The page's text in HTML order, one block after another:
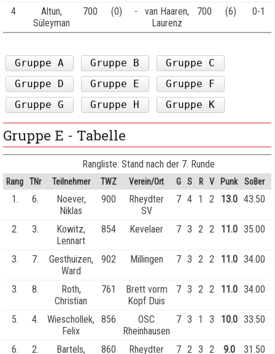
4
Altun,
Süleyman
700 (0) -
van Haaren,
Laurenz
700 (6) 0-1
Gruppe A Gruppe B
Gruppe C
Gruppe D
Gruppe E
Gruppe F
Gruppe G
Gruppe H Gruppe K
Gruppe E - Tabelle
Rangliste: Stand nach der 7. Runde
Rang TNr Teilnehmer TWZ Verein/Ort G S R V Punk SoBer
1. 6.
Noever,
Niklas
900
Rheydter
SV
7 4 1 2 13.0 43.50
2. 3.
Kowitz,
Lennart
854 Kevelaer 7 3 2 2 11.0 35.00
3. 7.
Gesthuizen,
Ward
902 Millingen 7 3 2 2 11.0 34.00
3. 8.
Roth,
Christian
761
Brett vorm
Kopf Duis
7 3 2 2 11.0 34.00
5. 4.
Wieschollek,
Felix
856
OSC
Rheinhausen
7 3 1 3 10.0 33.50
6. 2.
Bartels,
860
Rheydter
7 2 3 2 9.0 31.50